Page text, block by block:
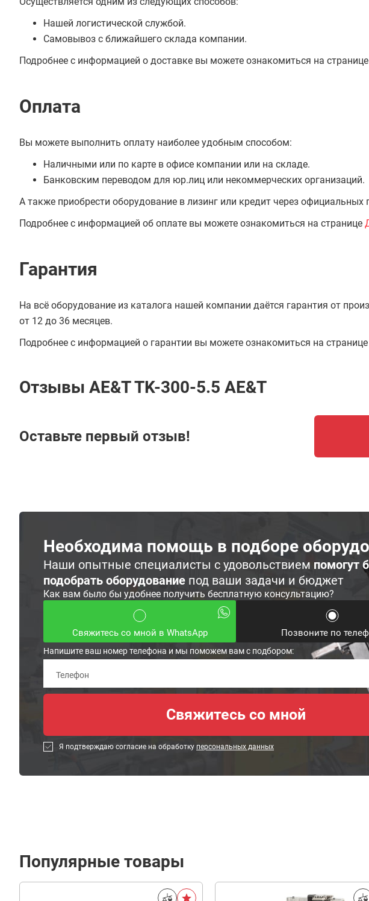
Нашей логистической службой.
Самовывоз с ближайшего склада компании.
Подробнее с информацией о доставке вы можете ознакомиться на странице
Оплата
Вы можете выполнить оплату наиболее удобным способом:
Наличными или по карте в офисе компании или на складе.
Банковским переводом для юр.лиц или некоммерческих организаций.
А также приобрести оборудование в лизинг или кредит через официальных
Подробнее с информацией об оплате вы можете ознакомиться на странице
Гарантия
На всё оборудование из каталога нашей компании даётся гарантия от
от 12 до 36 месяцев.
Подробнее с информацией о гарантии вы можете ознакомиться на странице
Отзывы AE&T TK-300-5.5 AE&T
Оставьте первый отзыв!
Необходима помощь в подборе
Наши опытные специалисты с удовольствием помогут
подобрать оборудование под ваши задачи и бюджет
Как вам было бы удобнее получить бесплатную консультацию?
Свяжитесь со мной в WhatsApp Позвоните по
Напишите ваш номер телефона и мы поможем вам с подбором:
Я подтверждаю согласие на обработку персональных данных
Популярные товары